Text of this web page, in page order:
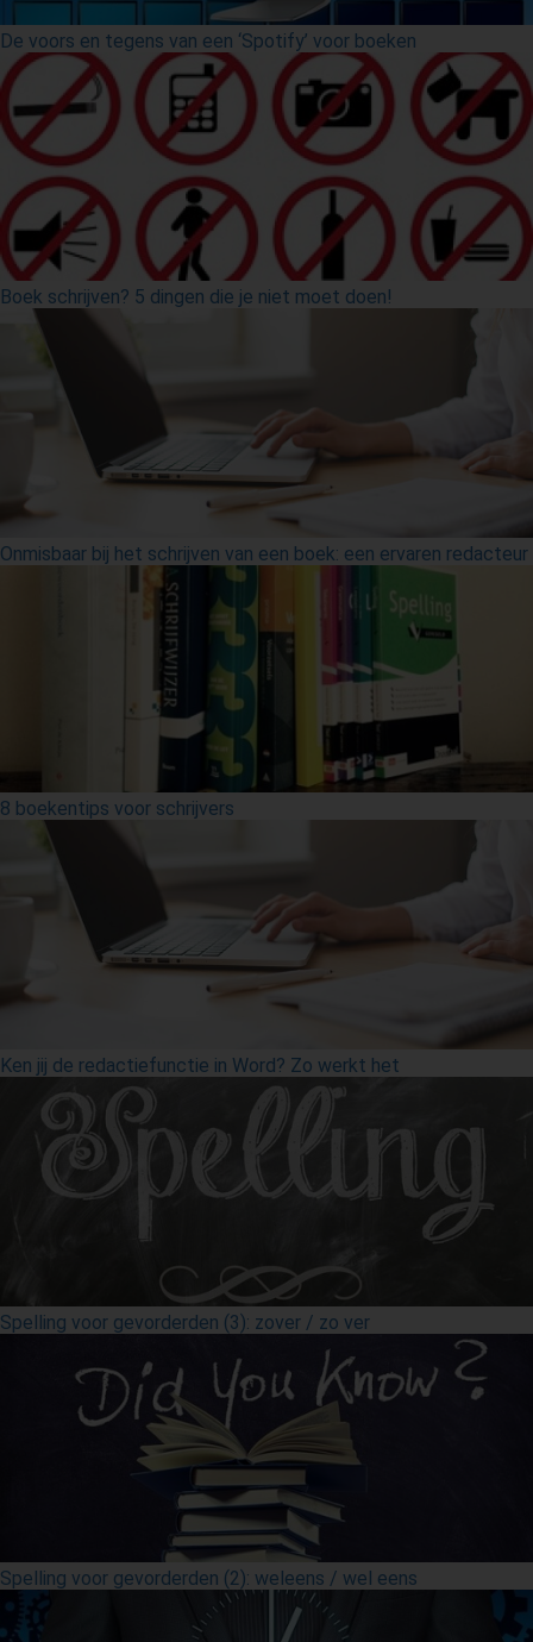
De voors en tegens van een ‘Spotify’ voor boeken
Boek schrijven? 5 dingen die je niet moet doen!
Onmisbaar bij het schrijven van een boek: een ervaren redacteur
8 boekentips voor schrijvers
Ken jij de redactiefunctie in Word? Zo werkt het
Spelling voor gevorderden (3): zover / zo ver
Spelling voor gevorderden (2): weleens / wel eens